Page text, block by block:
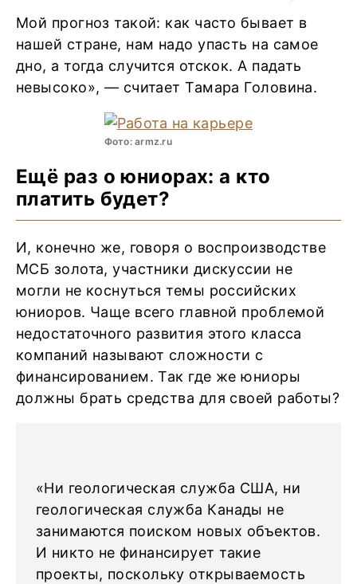
Мой прогноз такой: как часто бывает в
нашей стране, нам надо упасть на самое
дно, а тогда случится отскок. А падать
невысоко», — считает Тамара Головина.
Фото: armz.ru
Ещё раз о юниорах: а кто
платить будет?
И, конечно же, говоря о воспроизводстве
МСБ золота, участники дискуссии не
могли не коснуться темы российских
юниоров. Чаще всего главной проблемой
недостаточного развития этого класса
компаний называют сложности с
финансированием. Так где же юниоры
должны брать средства для своей работы?
«Ни геологическая служба США, ни
геологическая служба Канады не
занимаются поиском новых объектов.
И никто не финансирует такие
проекты, поскольку открываемость